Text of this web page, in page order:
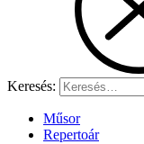
Keresés:
Műsor
Repertoár